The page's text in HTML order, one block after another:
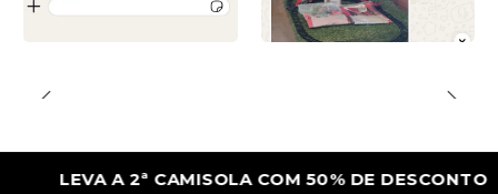
A 2ª CAMISOLA COM 50% DE DESCONTO